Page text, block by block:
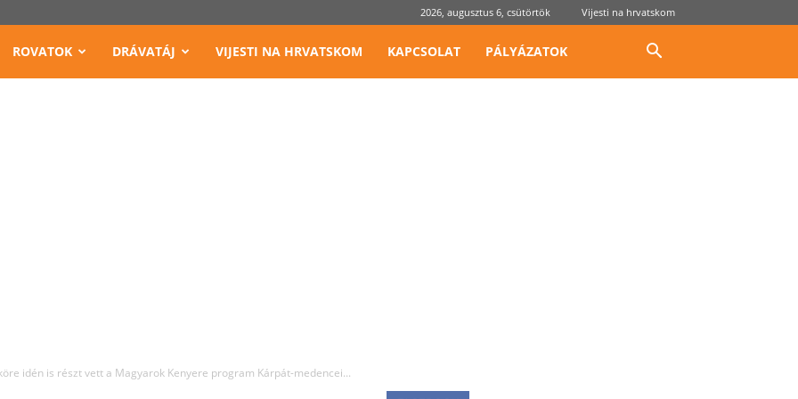
2026, augusztus 6, csütörtök Vijesti na hrvatskom
ROVATOK DRÁVATÁJ VIJESTI NA HRVATSKOM KAPCSOLAT PÁLYÁZATOK
idén is részt vett a Magyarok Kenyere program Kárpát-medencei...